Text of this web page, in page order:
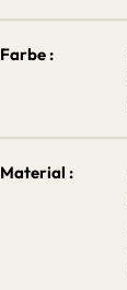
Farbe :
Material :